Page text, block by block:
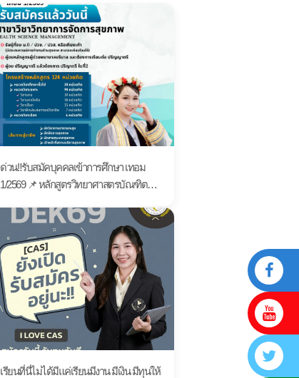
ด่วน‼️รับสมัคบุคคลเข้าการศึกษา เทอม
1/2569 📌 หลักสูตรวิทยาศาสตรบัณฑิต
เรียนที่นี่ไม่ได้มีแค่เรียนมีงาน มีเงิน มีทุนให้